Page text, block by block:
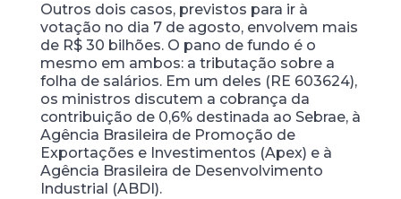
Outros dois casos, previstos para ir à
votação no dia 7 de agosto, envolvem mais
de R$ 30 bilhões. O pano de fundo é o
mesmo em ambos: a tributação sobre a
folha de salários. Em um deles (RE 603624),
os ministros discutem a cobrança da
contribuição de 0,6% destinada ao Sebrae, à
Agência Brasileira de Promoção de
Exportações e Investimentos (Apex) e à
Agência Brasileira de Desenvolvimento
Industrial (ABDI).